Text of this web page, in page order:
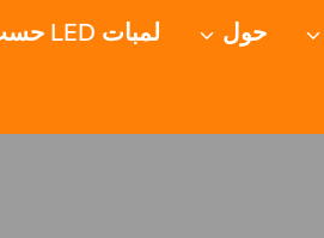
حول لمبات LED حسب الطراز